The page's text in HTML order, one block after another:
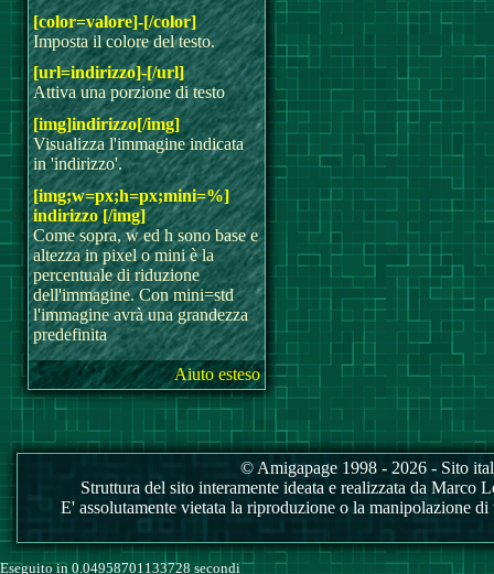
[color=valore]-[/color]
Imposta il colore del testo.
[url=indirizzo]-[/url]
Attiva una porzione di testo
[img]indirizzo[/img]
Visualizza l'immagine indicata
in 'indirizzo'.
[img;w=px;h=px;mini=%]
indirizzo [/img]
Come sopra, w ed h sono base e
altezza in pixel o mini è la
percentuale di riduzione
dell'immagine. Con mini=std
l'immagine avrà una grandezza
predefinita
Aiuto esteso
© Amigapage 1998 - 2026 - Sito
Struttura del sito interamente ideata e realizzata da
E' assolutamente vietata la riproduzione o la manipolazione
Eseguito in 0.04958701133728 secondi